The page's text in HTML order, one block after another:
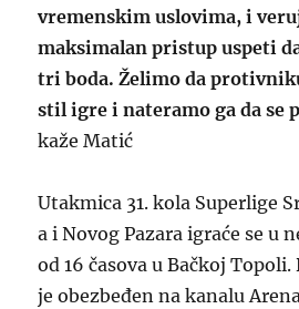
vremenskim uslovima, i
maksimalan pristup uspeti
tri boda. Želimo da
stil igre i nateramo ga da se
kaže Matić
Utakmica 31. kola Superlige
a i Novog Pazara igraće se u
od 16 časova u Bačkoj
je obezbeđen na kanalu